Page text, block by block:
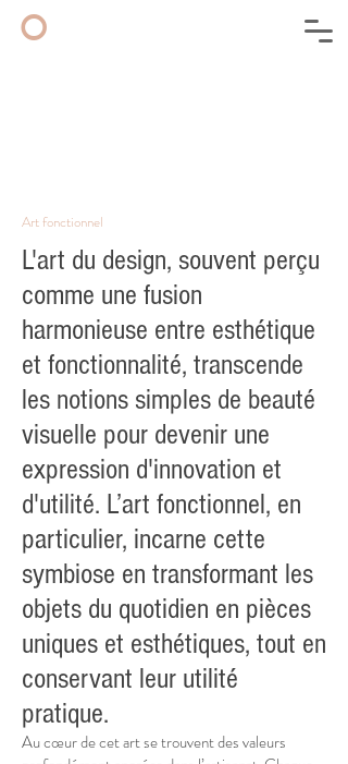
Art fonctionnel
L'art du design, souvent perçu
comme une fusion
harmonieuse entre esthétique
et fonctionnalité, transcende
les notions simples de beauté
visuelle pour devenir une
expression d'innovation et
d'utilité. L’art fonctionnel, en
particulier, incarne cette
symbiose en transformant les
objets du quotidien en pièces
uniques et esthétiques, tout en
conservant leur utilité
pratique.
Au cœur de cet art se trouvent des valeurs